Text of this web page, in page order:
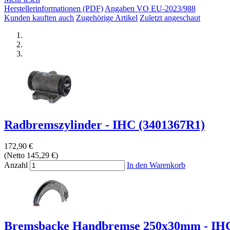
Herstellerinformationen (PDF) Angaben VO EU-2023/988
Kunden kauften auch Zugehörige Artikel Zuletzt angeschaut
Radbremszylinder - IHC (3401367R1)
172,90 €
(Netto 145,29 €)
Anzahl
In den Warenkorb
Bremsbacke Handbremse 250x30mm -